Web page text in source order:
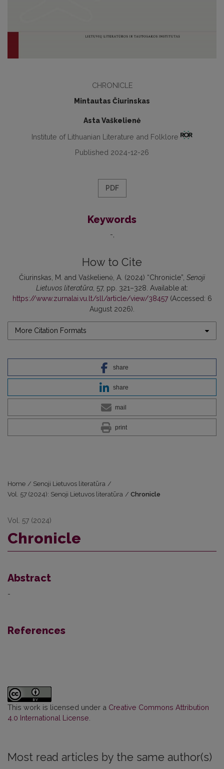
CHRONICLE
Mintautas Čiurinskas
Asta Vaškelienė
Institute of Lithuanian Literature and Folklore
Published 2024-12-26
PDF
Keywords
-
How to Cite
Čiurinskas, M. and Vaškelienė, A. (2024) “Chronicle”, Senoji
Lietuvos literatūra, 57, pp. 321–328. Available at:
https://www.zurnalai.vu.lt/sll/article/view/38457(Accessed: 6
August 2026).
More Citation Formats
share
share
mail
print
Home / Senoji Lietuvos literatūra /
Vol. 57 (2024): Senoji Lietuvos literatūra / Chronicle
Vol. 57 (2024)
Chronicle
Abstract
-
References
This work is licensed under a Creative Commons Attribution
4.0 International License
Most read articles by the same author(s)